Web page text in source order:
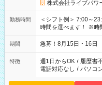
株式会社ライブパワ
勤務時間
＜シフト例＞ 7:00～23:00 13:30～
時間を選べます！ ※時
期間 急募！8月15日・16日
特徴 週1日からOK / 履歴書
電話対応なし / パソコ